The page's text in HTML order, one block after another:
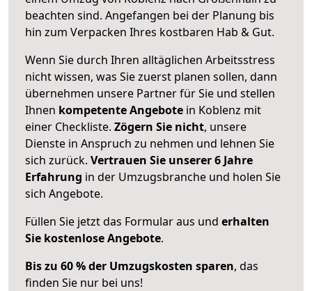
beachten sind. Angefangen bei der Planung bis
hin zum Verpacken Ihres kostbaren Hab & Gut.
Wenn Sie durch Ihren alltäglichen Arbeitsstress
nicht wissen, was Sie zuerst planen sollen, dann
übernehmen unsere Partner für Sie und stellen
Ihnen kompetente Angebote in Koblenz mit
einer Checkliste. Zögern Sie nicht, unsere
Dienste in Anspruch zu nehmen und lehnen Sie
sich zurück. Vertrauen Sie unserer 6 Jahre
Erfahrung in der Umzugsbranche und holen Sie
sich Angebote.
Füllen Sie jetzt das Formular aus und erhalten
Sie kostenlose Angebote.
Bis zu 60 % der Umzugskosten sparen, das
finden Sie nur bei uns!